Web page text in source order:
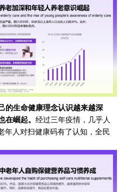
的生命健康理念认识越来越深
在崛起。 经过三年疫情，几乎人
年人对扫健康码有了认知，全民